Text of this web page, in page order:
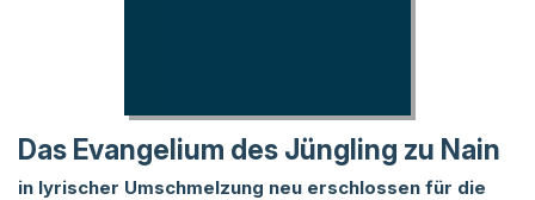
Das Evangelium des Jüngling zu Nain
in lyrischer Umschmelzung neu erschlossen für die